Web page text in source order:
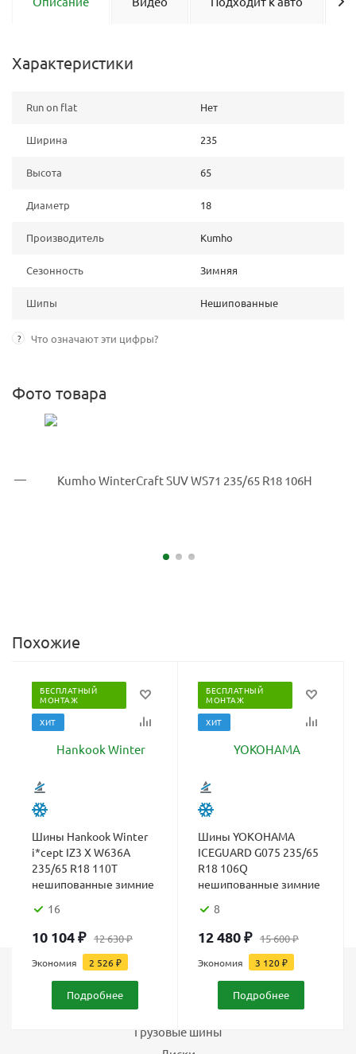
Характеристики
Run on flat Нет
Ширина 235
Высота 65
Диаметр 18
Производитель Kumho
Сезонность Зимняя
Шипы Нешипованные
? Что означают эти цифры?
Фото товара
Похожие
БЕСПЛАТНЫЙ
МОНТАЖ
ХИТ
Шины Hankook Winter
i*cept IZ3 X W636A
235/65 R18 110T
нешипованные зимние
16
10 104₽ 12 630₽
Экономия 2 526₽
Подробнее
БЕСПЛАТНЫЙ
МОНТАЖ
ХИТ
Шины YOKOHAMA
ICEGUARD G075 235/65
R18 106Q
нешипованные зимние
8
12 480₽ 15 600₽
Экономия 3 120₽
Подробнее
Грузовые шины